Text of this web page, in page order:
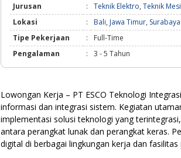
Jurusan
: Teknik Elektro, Teknik
Lokasi
: Bali, Jawa Timur, Surabaya
Tipe Pekerjaan
:
Full-Time
Pengalaman
: 3 - 5 Tahun
Lowongan Kerja – PT ESCO Teknologi
informasi dan integrasi sistem. Kegiatan
implementasi solusi teknologi yang
antara perangkat lunak dan perangkat keras.
digital di berbagai lingkungan kerja dan fasilitas